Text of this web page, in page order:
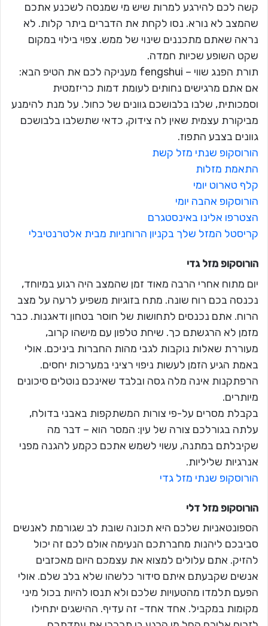
קשה לכם להירגע למרות שיש מי שמנסה לשכנע אתכם
שהמצב לא נורא. נסו לקחת את הדברים ביתר קלות. לא
נראה שאתם מתכננים שינוי של ממש. צפוי בילוי במקום
שקט השופע שכיות חמדה.
תורת הפנג שווי – fengshui מעניקה לכם את הטיפ הבא:
אם אתם מרגישים נחותים לעומת דמות כריזמטית
וסמכותית, שלבו בלבושכם גוונים של כחול. על מנת להימנע
מביקורת עצמית שאין לה צידוק, כדאי שתשלבו בלבושכם
גוונים בצבע התפוז.
הורוסקופ שנתי מזל קשת
התאמת מזלות
קלף טארוט יומי
הורוסקופ אהבה יומי
הצטרפו אלינו באינסטגרם
קריסטל המזל שלך בקניון הרוחניות מבית אלטרנטיבלי
הורוסקופ מזל גדי
יום מתוח אחרי הרבה מאוד זמן שהמצב היה רגוע במיוחד,
נכנסה בכם רוח שונה. מתח בזוגיות משפיע לרעה על מצב
הרוח. אתם נכנסים לתחושות של חוסר בטחון ודאגנות. כבר
מזמן לא הרגשתם כך. שיחת טלפון עם מישהו קרוב,
מעוררת שאלות נוקבות לגבי מהות החברות ביניכם. אולי
באמת הגיע הזמן לעשות ניפוי רציני במערכות יחסים.
הרפתקנות אינה מלה גסה ובלבד שאינכם נוטלים סיכונים
מיותרים.
בקבלת מסרים על-פי צורות המשתקפות באבני בדולח,
עלתה בגורלכם צורה של עין: המסר הוא – דבר מה
שקיבלתם במתנה, עשוי לשמש אתכם כקמע להגנה מפני
אנרגיות שליליות.
הורוסקופ שנתי מזל גדי
הורוסקופ מזל דלי
הספונטאניות שלכם היא תכונה שובת לב שגורמת לאנשים
סביבכם ליהנות מחברתכם הנעימה אולם לכם זה יכול
להזיק. אתם עלולים למצוא את עצמכם היום מאכזבים
אנשים שקבעתם איתם סידור כלשהו שלא בלב שלם. אולי
הפעם תלמדו מהטעויות שלכם ולא תנסו להיות בכול מיני
מקומות במקביל. אחד אחד- זה עדיף. ההישגים יתחילו